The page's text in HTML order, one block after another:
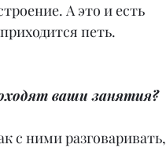
А это и есть
петь.
ваши занятия?
с ними разговаривать,